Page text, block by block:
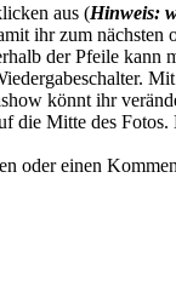
aus (Hinweis:
ihr zum
der Pfeile kann
könnt ihr
die Mitte des
oder einen